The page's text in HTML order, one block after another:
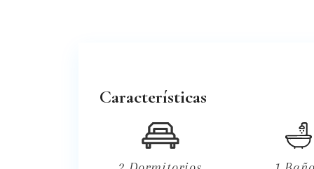
Características